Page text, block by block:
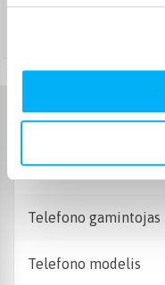
Charakteristikos
Gamintojas
Telefono gamintojas
Telefono modelis